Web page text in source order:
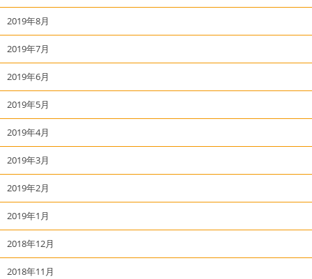
2019年8月
2019年7月
2019年6月
2019年5月
2019年4月
2019年3月
2019年2月
2019年1月
2018年12月
2018年11月